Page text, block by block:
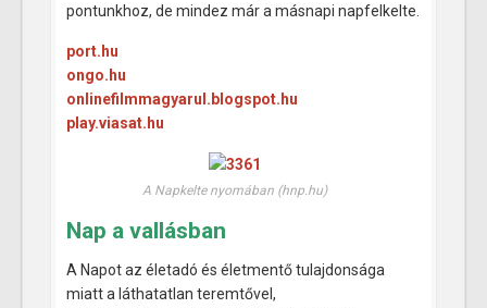
pontunkhoz, de mindez már a másnapi napfelkelte.
port.hu
ongo.hu
onlinefilmmagyarul.blogspot.hu
play.viasat.hu
A Napkelte nyomában (hnp.hu)
Nap a vallásban
A Napot az életadó és életmentő tulajdonsága
miatt a láthatatlan teremtővel,